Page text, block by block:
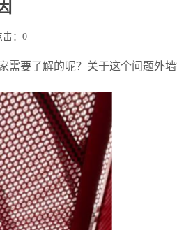
： 0
需要了解的呢？关于这个问题外